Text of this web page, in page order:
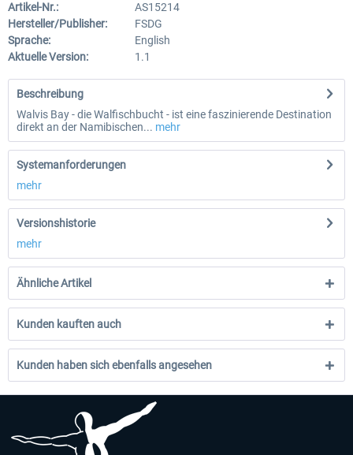
Artikel-Nr.:
AS15214
Hersteller/Publisher:
FSDG
Sprache:
English
Aktuelle Version:
1.1
Beschreibung
Walvis Bay - die Walfischbucht - ist eine faszinierende Destination
direkt an der Namibischen... mehr
Systemanforderungen
mehr
Versionshistorie
mehr
Ähnliche Artikel
Kunden kauften auch
Kunden haben sich ebenfalls angesehen